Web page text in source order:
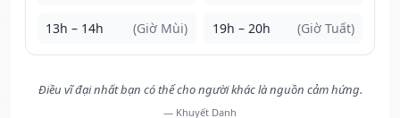
13h – 14h (Giờ Mùi) 19h – 20h (Giờ Tuất)
Điều vĩ đại nhất bạn có thể cho người khác là nguồn cảm hứng.
— Khuyết Danh